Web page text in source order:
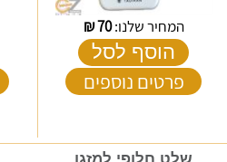
המחיר שלנו:70
₪
הוסף לסל
פרטים נוספים